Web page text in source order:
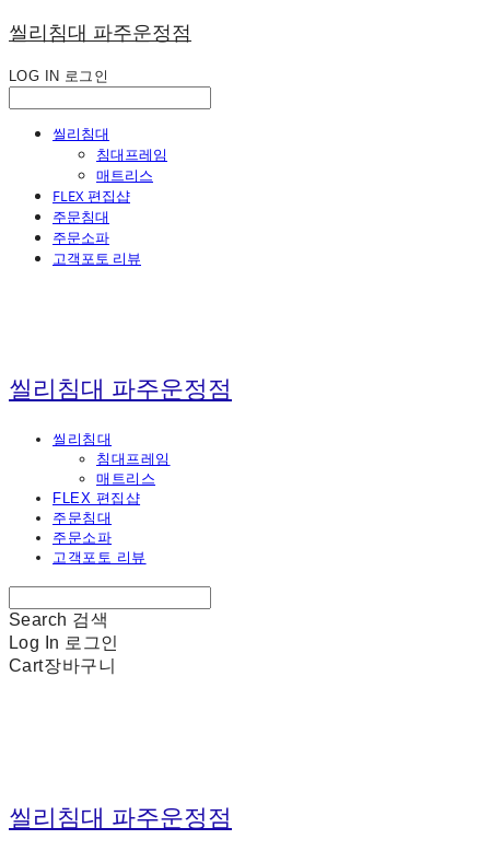
씰리침대 파주운정점
LOG IN 로그인
씰리침대
침대프레임
매트리스
FLEX 편집샵
주문침대
주문소파
고객포토 리뷰
씰리침대 파주운정점
씰리침대
침대프레임
매트리스
FLEX 편집샵
주문침대
주문소파
고객포토 리뷰
Search 검색
Log In 로그인
Cart장바구니
씰리침대 파주운정점